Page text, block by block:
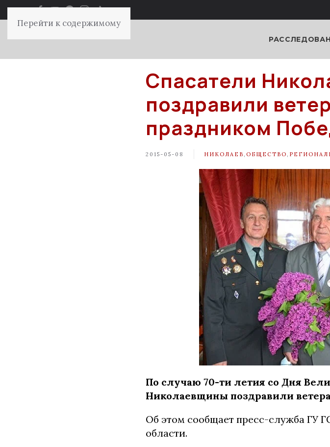
Перейти к содержимому
Спасатели
поздравили
праздником
2015-05-08 НИКОЛАЕВ ОБЩЕСТВО
По случаю 70-ти летия со Дня
Николаевщины поздравили
Об этом сообщает пресс-служба ГУ
области.